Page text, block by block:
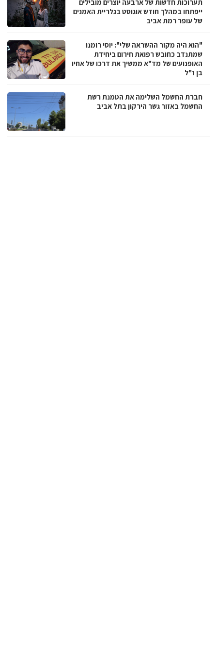
תערוכות חדשות של ארבעה יוצרים מובילים
ייפתחו במהלך חודש אוגוסט בגלריית האמנים
של עופר רמת אביב
"הוא היה מקור ההשראה שלי": יוסי רומנו
שמתנדב כחובש רפואת חירום ביחידת
האופנועים של מד"א ממשיך את דרכו של אחיו
בן ז"ל
חברת החשמל השלימה את הטמנת רשת
החשמל באזור גשר הירקון בתל אביב